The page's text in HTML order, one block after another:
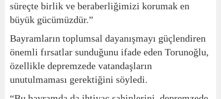
süreçte birlik ve beraberliğimizi korumak en
büyük gücümüzdür.”
Bayramların toplumsal dayanışmayı güçlendiren
önemli fırsatlar sunduğunu ifade eden Torunoğlu,
özellikle depremzede vatandaşların
unutulmaması gerektiğini söyledi.